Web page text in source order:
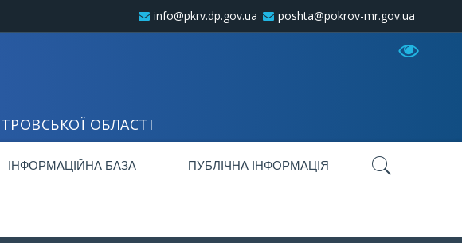
info@pkrv.dp.gov.ua poshta@pokrov-mr.gov.ua
ОБЛАСТІ
ІНФОРМАЦІЙНА БАЗА ПУБЛІЧНА ІНФОРМАЦІЯ